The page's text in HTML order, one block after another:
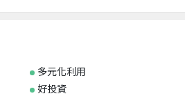
多元化利用
好投資